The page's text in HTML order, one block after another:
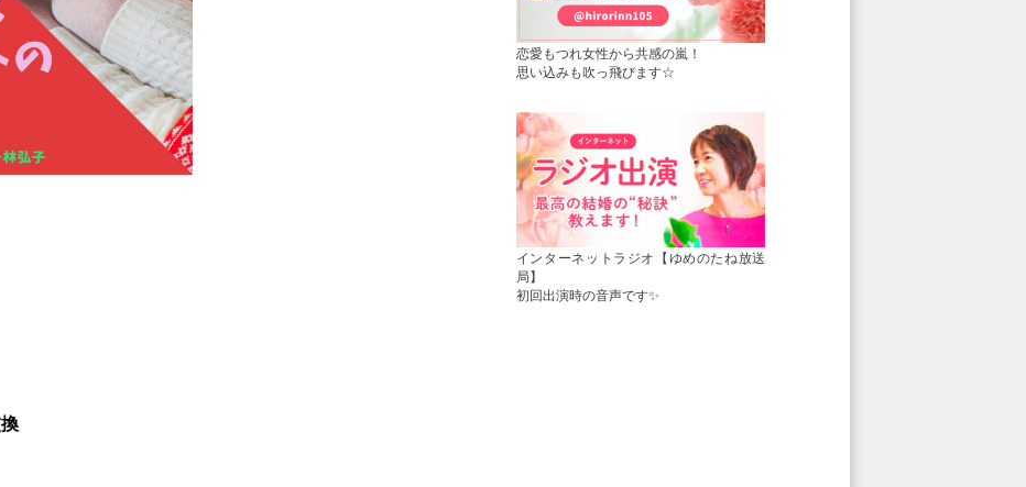
恋愛もつれ女性から共感の嵐！
思い込みも吹っ飛びます☆
インターネットラジオ【ゆめのたね放送
局】
初回出演時の音声です✨